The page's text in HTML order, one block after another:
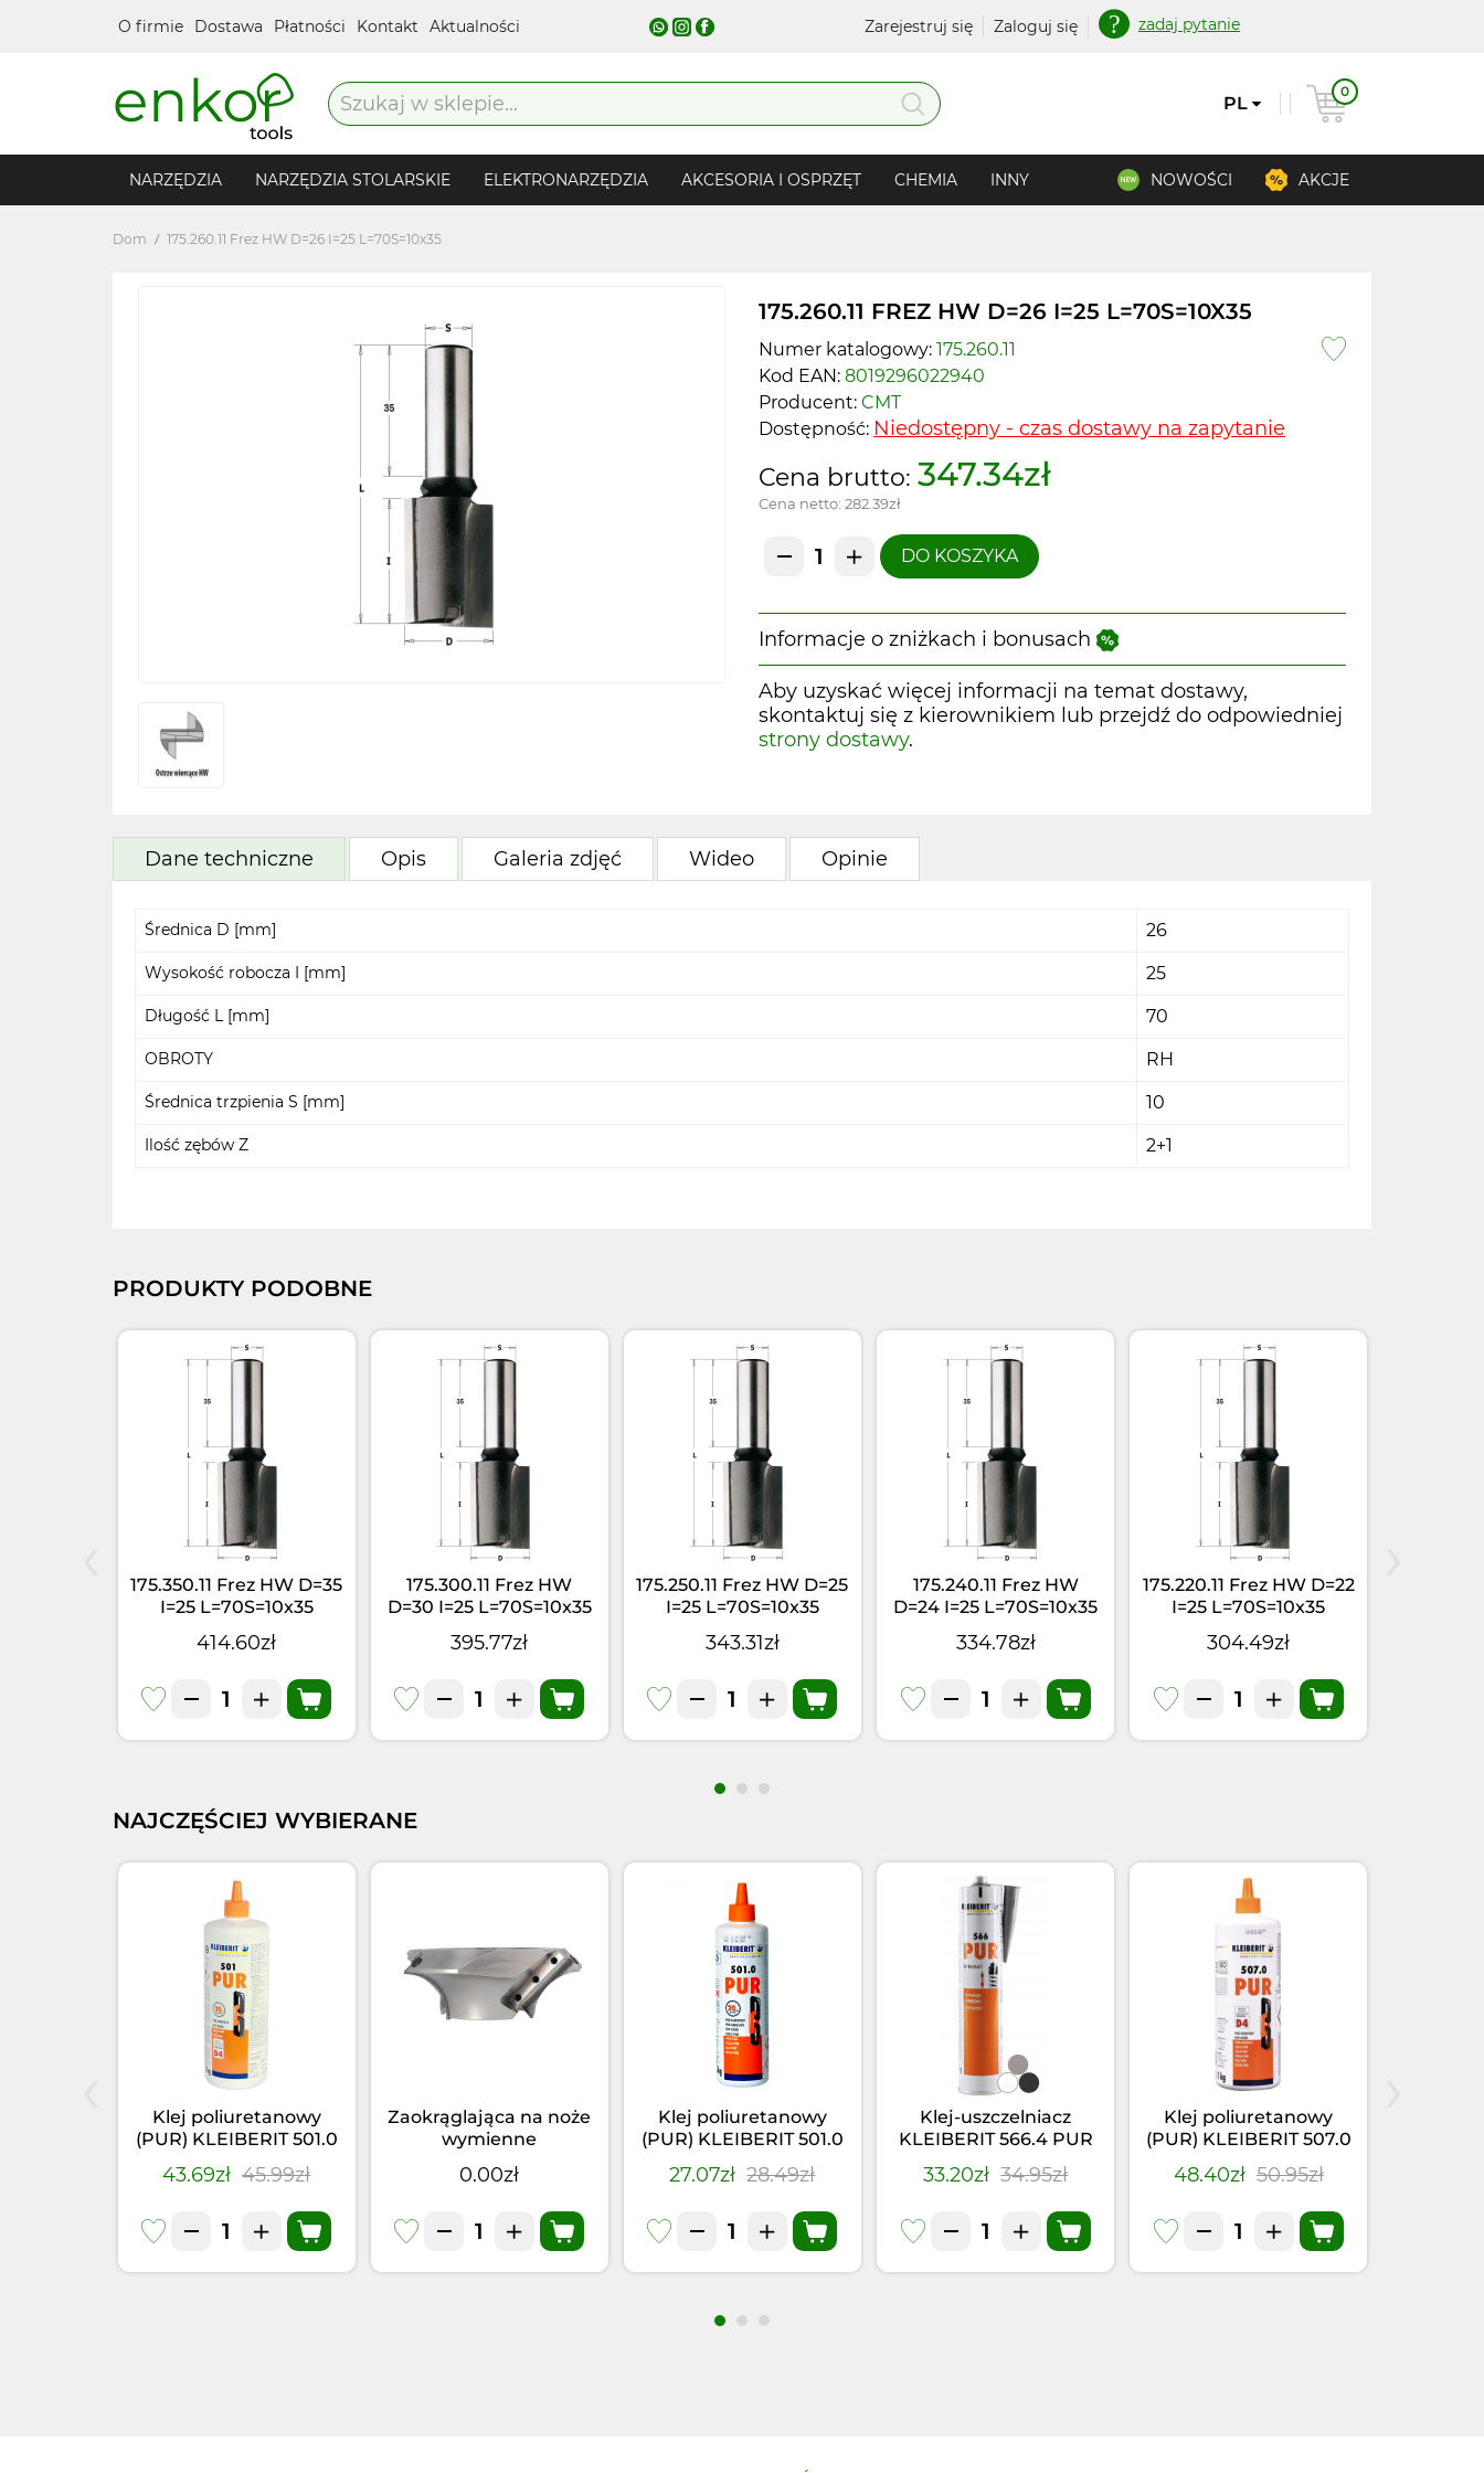
O firmie Dostawa Płatności Kontakt Aktualności Zarejestruj się Zaloguj się zadaj pytanie
PL
0
NARZĘDZIA NARZĘDZIA STOLARSKIE ELEKTRONARZĘDZIA AKCESORIA I OSPRZĘT CHEMIA INNY NOWOŚCI AKCJE
Dom 175.260.11 Frez HW D=26 I=25 L=70S=10x35
175.260.11 FREZ HW D=26 I=25 L=70S=10X35
Numer katalogowy: 175.260.11
Kod EAN: 8019296022940
Producent: CMT
Dostępność: Niedostępny - czas dostawy na zapytanie
Cena brutto: 347.34zł
Cena netto: 282.39zł
DO KOSZYKA
Informacje o zniżkach i bonusach
Aby uzyskać więcej informacji na temat dostawy,
skontaktuj się z kierownikiem lub przejdź do odpowiedniej
strony dostawy.
Dane techniczne Opis Galeria zdjęć Wideo Opinie
Średnica D [mm] 26
Wysokość robocza I [mm] 25
Długość L [mm] 70
OBROTY RH
Średnica trzpienia S [mm] 10
Ilość zębów Z 2+1
PRODUKTY PODOBNE
175.350.11 Frez HW D=35
I=25 L=70S=10x35
414.60zł
175.300.11 Frez HW
D=30 I=25 L=70S=10x35
395.77zł
175.250.11 Frez HW D=25
I=25 L=70S=10x35
343.31zł
175.240.11 Frez HW
D=24 I=25 L=70S=10x35
334.78zł
175.220.11 Frez HW D=22
I=25 L=70S=10x35
304.49zł
NAJCZĘŚCIEJ WYBIERANE
Klej poliuretanowy
(PUR) KLEIBERIT 501.0
(1kg)
43.69zł 45.99zł
Zaokrąglająca na noże
wymienne
0.00zł
Klej poliuretanowy
(PUR) KLEIBERIT 501.0
(0,5kg)
27.07zł 28.49zł
Klej-uszczelniacz
KLEIBERIT 566.4 PUR
Czarny (0,355kg)
33.20zł 34.95zł
Klej poliuretanowy
(PUR) KLEIBERIT 507.0
(1kg)
48.40zł 50.95zł